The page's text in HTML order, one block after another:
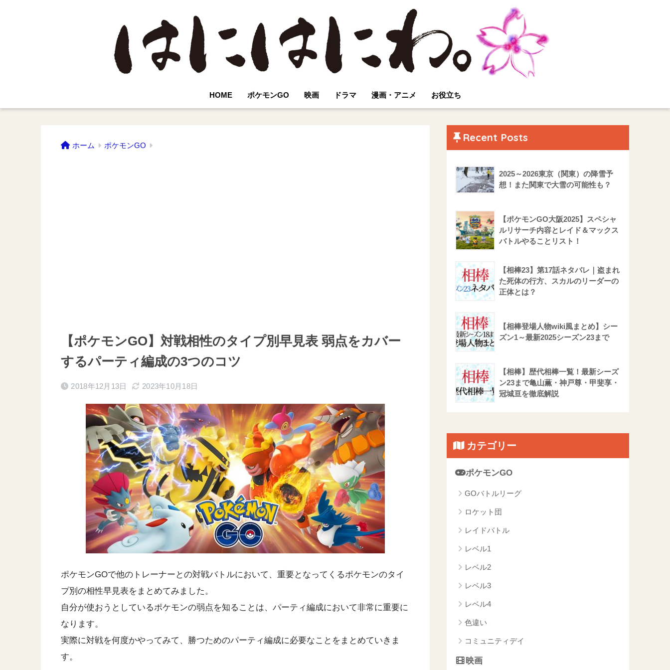
HOME ポケモンGO 映画 ドラマ 漫画・アニメ お役立ち
ホーム ポケモンGO
【ポケモンGO】対戦相性のタイプ別早見表 弱点をカバー
するパーティ編成の3つのコツ
2018年12月13日 2023年10月18日
ポケモンGOで他のトレーナーとの対戦バトルにおいて、重要となってくるポケモンのタイ
プ別の相性早見表をまとめてみました。
自分が使おうとしているポケモンの弱点を知ることは、パーティ編成において非常に重要に
なります。
実際に対戦を何度かやってみて、勝つためのパーティ編成に必要なことをまとめていきま
す。
Recent Posts
2025～2026東京（関東）の降雪予
想！また関東で大雪の可能性も？
【ポケモンGO大阪2025】スペシャ
ルリサーチ内容とレイド＆マックス
バトルやることリスト！
【相棒23】第17話ネタバレ｜盗まれ
た死体の行方、スカルのリーダーの
正体とは？
【相棒登場人物wiki風まとめ】シー
ズン1～最新2025シーズン23まで
【相棒】歴代相棒一覧！最新シーズ
ン23まで亀山薫・神戸尊・甲斐享・
冠城亘を徹底解説
カテゴリー
ポケモンGO
GOバトルリーグ
ロケット団
レイドバトル
レベル1
レベル2
レベル3
レベル4
色違い
コミュニティデイ
映画